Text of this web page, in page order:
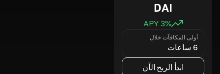
DAI
3% APY
أولى المكافآت خلال
6 ساعات
ابدأ الربح الآن